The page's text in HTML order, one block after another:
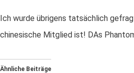
Ich wurde übrigens tatsächlich
chinesische Mitglied ist! DAs
Ähnliche Beiträge